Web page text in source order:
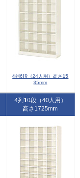
4列6段（24人用）高さ15
35mm
4列10段（40人用）
高さ1725mm